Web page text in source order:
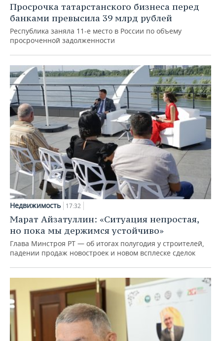
Просрочка татарстанского бизнеса перед
банками превысила 39 млрд рублей
Республика заняла 11-е место в России по объему
просроченной задолженности
Недвижимость 17:32
Марат Айзатуллин: «Ситуация непростая,
но пока мы держимся устойчиво»
Глава Минстроя РТ — об итогах полугодия у строителей,
падении продаж новостроек и новом всплеске сделок